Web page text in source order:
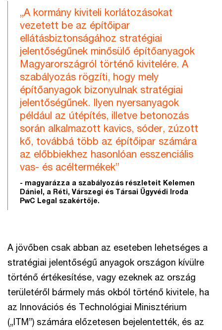
„A kormány kiviteli korlátozásokat
vezetett be az építőipar
ellátásbiztonságához stratégiai
jelentőségűnek minősülő építőanyagok
Magyarországról történő kivitelére. A
szabályozás rögzíti, hogy mely
építőanyagok bizonyulnak stratégiai
jelentőségűnek. Ilyen nyersanyagok
például az útépítés, illetve betonozás
során alkalmazott kavics, sóder, zúzott
kő, továbbá több az építőipar számára
az előbbiekhez hasonlóan esszenciális
vas- és acéltermékek”
- magyarázza a szabályozás részleteit Kelemen
Dániel, a Réti, Várszegi és Társai Ügyvédi Iroda
PwC Legal szakértője.
A jövőben csak abban az eseteben lehetséges a
stratégiai jelentőségű anyagok országon kívülre
történő értékesítése, vagy ezeknek az ország
területéről bármely más okból történő kivitele, ha
az Innovációs és Technológiai Minisztérium
(„ITM”) számára előzetesen bejelentették, és az